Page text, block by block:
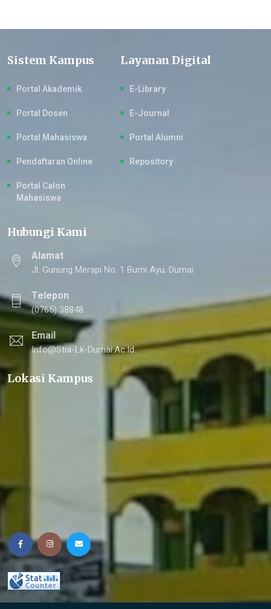
Sistem Kampus
Portal Akademik
Portal Dosen
Portal Mahasiswa
Pendaftaran Online
Portal Calon
Mahasiswa
Layanan Digital
E-Library
E-Journal
Portal Alumni
Repository
Hubungi Kami
Alamat
Jl. Gunung Merapi No. 1 Bumi Ayu, Dumai
Telepon
(0765) 38848
Email
Info@stia-Lk-Dumai.ac.id
Lokasi Kampus